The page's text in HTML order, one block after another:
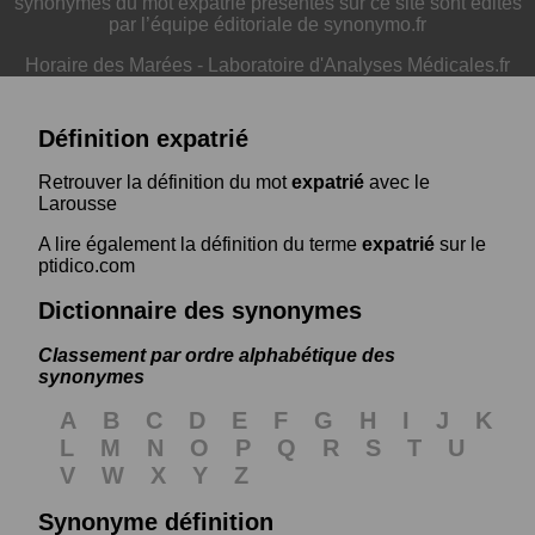
par l’équipe éditoriale de synonymo.fr
Horaire des Marées - Laboratoire d'Analyses Médicales.fr
Définition expatrié
Retrouver la définition du motexpatrié avec le
Larousse
A lire également la définition du terme expatrié sur le
ptidico.com
Dictionnaire des synonymes
Classement par ordre alphabétique des
synonymes
A B C D E F G H I J
K
L
M N O P Q R S T
U
V
W X Y
Z
Synonyme définition